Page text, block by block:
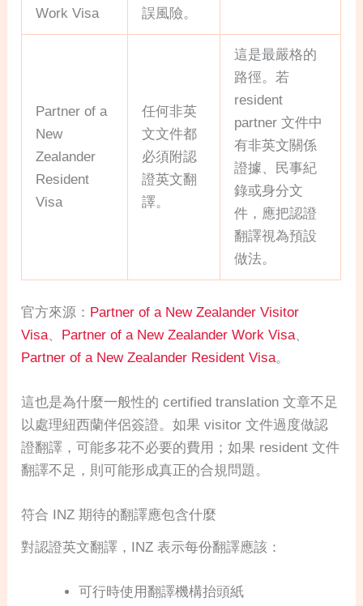
Work Visa
誤風險。
Partner of a
New
Zealander
Resident
Visa
任何非英
文文件都
必須附認
證英文翻
譯。
這是最嚴格的
路徑。若
resident
partner 文件中
有非英文關係
證據、民事紀
錄或身分文
件，應把認證
翻譯視為預設
做法。
官方來源： Partner of a New Zealander Visitor
Visa、 Partner of a New Zealander Work Visa、
Partner of a New Zealander Resident Visa。
這也是為什麼一般性的 certified translation 文章不足
以處理紐西蘭伴侶簽證。如果 visitor 文件過度做認
證翻譯，可能多花不必要的費用；如果 resident 文件
翻譯不足，則可能形成真正的合規問題。
符合 INZ 期待的翻譯應包含什麼
對認證英文翻譯，INZ 表示每份翻譯應該：
可行時使用翻譯機構抬頭紙